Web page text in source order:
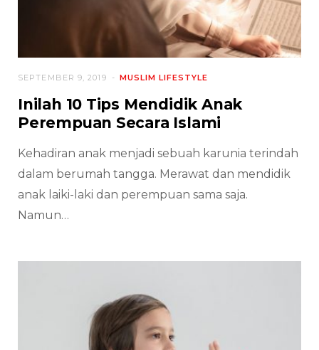
MUSLIM LIFESTYLE
SEPTEMBER 9, 2019
Inilah 10 Tips Mendidik Anak
Perempuan Secara Islami
Kehadiran anak menjadi sebuah karunia terindah
dalam berumah tangga. Merawat dan mendidik
anak laiki-laki dan perempuan sama saja.
Namun…